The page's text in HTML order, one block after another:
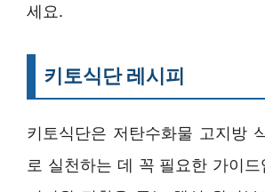
세요.
키토식단 레시피
키토식단은 저탄수화물 고지방
로 실천하는 데 꼭 필요한 가이